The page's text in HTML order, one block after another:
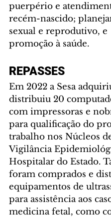
puerpério e
recém-nascido;
sexual e reprodutivo, e
promoção à saúde.
REPASSES
Em 2022 a Sesa
distribuiu 20
com impressoras e
para qualificação do
trabalho nos Núcleos
Vigilância
Hospitalar do Estado.
foram comprados e
equipamentos de
para assistência aos
medicina fetal, como